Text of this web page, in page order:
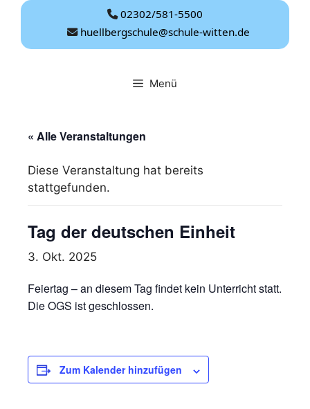
Zum
springen
02302/581-5500
huellbergschule@schule-witten.de
Menü
« Alle Veranstaltungen
Diese Veranstaltung hat bereits
stattgefunden.
Tag der deutschen Einheit
3. Okt. 2025
Feiertag – an diesem Tag findet kein Unterricht statt.
Die OGS ist geschlossen.
Zum Kalender hinzufügen